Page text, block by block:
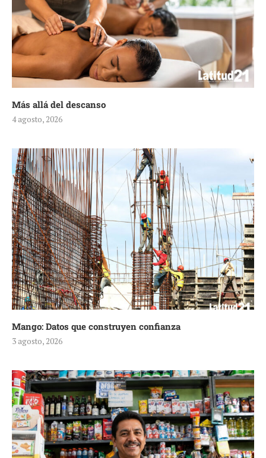
Más allá del descanso
4 agosto, 2026
Mango: Datos que construyen confianza
3 agosto, 2026